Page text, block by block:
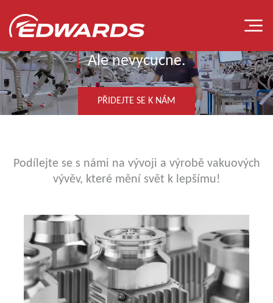
Ale nevycucne.
PŘIDEJTE SE K NÁM
Podílejte se s námi na vývoji a výrobě vakuových
vývěv, které mění svět k lepšímu!